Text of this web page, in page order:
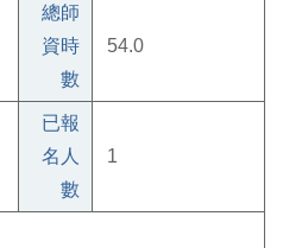
總師
資時
數
54.0
已報
名人
數
1